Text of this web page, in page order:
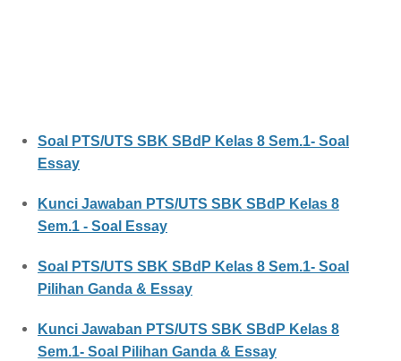
Soal PTS/UTS SBK SBdP Kelas 8 Sem.1- Soal
Essay
Kunci Jawaban PTS/UTS SBK SBdP Kelas 8
Sem.1 - Soal Essay
Soal PTS/UTS SBK SBdP Kelas 8 Sem.1- Soal
Pilihan Ganda & Essay
Kunci Jawaban PTS/UTS SBK SBdP Kelas 8
Sem.1- Soal Pilihan Ganda & Essay